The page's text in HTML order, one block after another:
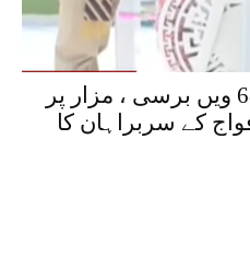
میجر طفیل شہید کی 68 ویں برسی ، مزار پر
کے سربراہان کا